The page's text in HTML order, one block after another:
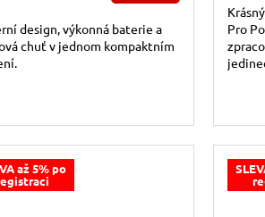
design, výkonná baterie a
chuť v jednom kompaktním
Pro
až 5% po